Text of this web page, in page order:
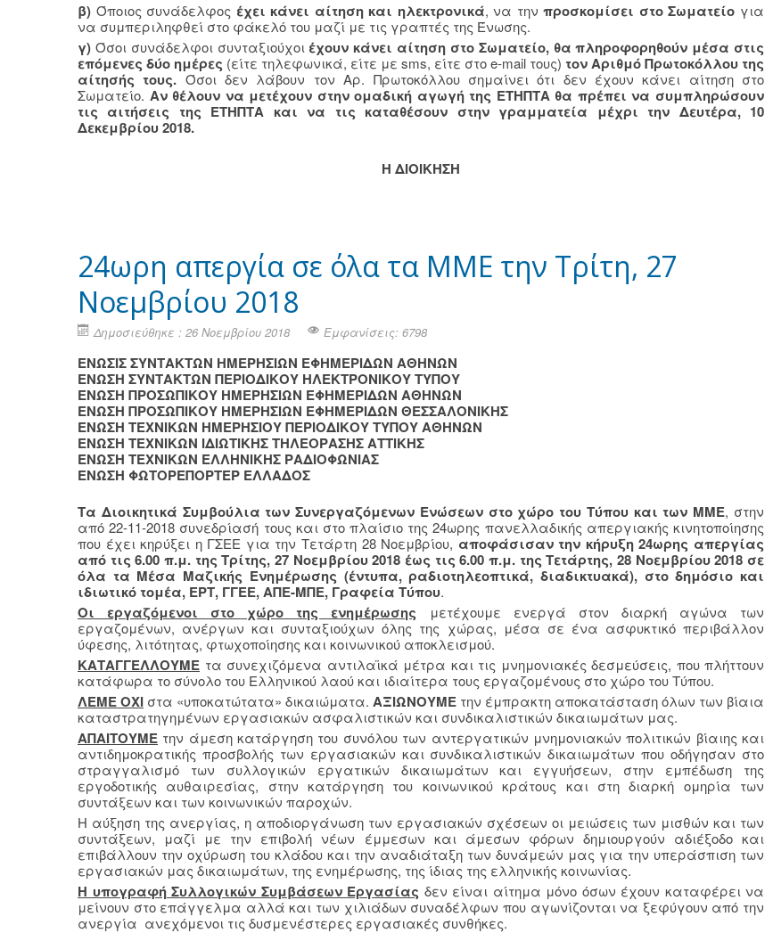
β) Όποιος συνάδελφος έχει κάνει αίτηση και ηλεκτρονικά, να τηνπροσκομίσει στο Σωματείο για
να συμπεριληφθεί στο φάκελό του μαζί με τις γραπτές της Ένωσης.
γ) Όσοι συνάδελφοι συνταξιούχοι έχουν κάνει αίτηση στο Σωματείο, θα πληροφορηθούν μέσα στις
επόμενες δύο ημέρες (είτε τηλεφωνικά, είτε με sms, είτε στο e-mail τους) τον Αριθμό Πρωτοκόλλου της
αίτησής τους. Όσοι δεν λάβουν τον Αρ. Πρωτοκόλλου σημαίνει ότι δεν έχουν κάνει αίτηση στο
Σωματείο. Αν θέλουν να μετέχουν στην ομαδική αγωγή της ΕΤΗΠΤΑ θα πρέπει να συμπληρώσουν
τις αιτήσεις της ΕΤΗΠΤΑ και να τις καταθέσουν στην γραμματεία μέχρι την Δευτέρα, 10
Δεκεμβρίου 2018.
Η ΔΙΟΙΚΗΣΗ
24ωρη απεργία σε όλα τα ΜΜΕ την Τρίτη, 27
Νοεμβρίου 2018
Δημοσιεύθηκε : 26 Νοεμβρίου 2018 Εμφανίσεις: 6798
ΕΝΩΣΙΣ ΣΥΝΤΑΚΤΩΝ ΗΜΕΡΗΣΙΩΝ ΕΦΗΜΕΡΙΔΩΝ ΑΘΗΝΩΝ
ΕΝΩΣΗ ΣΥΝΤΑΚΤΩΝ ΠΕΡΙΟΔΙΚΟΥ ΗΛΕΚΤΡΟΝΙΚΟΥ ΤΥΠΟΥ
ΕΝΩΣΗ ΠΡΟΣΩΠΙΚΟΥ ΗΜΕΡΗΣΙΩΝ ΕΦΗΜΕΡΙΔΩΝ ΑΘΗΝΩΝ
ΕΝΩΣΗ ΠΡΟΣΩΠΙΚΟΥ ΗΜΕΡΗΣΙΩΝ ΕΦΗΜΕΡΙΔΩΝ ΘΕΣΣΑΛΟΝΙΚΗΣ
ΕΝΩΣΗ ΤΕΧΝΙΚΩΝ ΗΜΕΡΗΣΙΟΥ ΠΕΡΙΟΔΙΚΟΥ ΤΥΠΟΥ ΑΘΗΝΩΝ
ΕΝΩΣΗ ΤΕΧΝΙΚΩΝ ΙΔΙΩΤΙΚΗΣ ΤΗΛΕΟΡΑΣΗΣ ΑΤΤΙΚΗΣ
ENΩΣΗ ΤΕΧΝΙΚΩΝ ΕΛΛΗΝΙΚΗΣ ΡΑΔΙΟΦΩΝΙΑΣ
ΕΝΩΣΗ ΦΩΤΟΡΕΠΟΡΤΕΡ ΕΛΛΑΔΟΣ
Τα Διοικητικά Συμβούλια των Συνεργαζόμενων Ενώσεων στο χώρο του Τύπου και των ΜΜΕ, στην
από 22-11-2018 συνεδρίασή τους και στο πλαίσιο της 24ωρης πανελλαδικής απεργιακής κινητοποίησης
που έχει κηρύξει η ΓΣΕΕ για την Τετάρτη 28 Νοεμβρίου, αποφάσισαν την κήρυξη 24ωρης απεργίας
από τις 6.00 π.μ. της Τρίτης, 27 Νοεμβρίου 2018 έως τις 6.00 π.μ. της Τετάρτης, 28 Νοεμβρίου 2018 σε
όλα τα Μέσα Μαζικής Ενημέρωσης (έντυπα, ραδιοτηλεοπτικά, διαδικτυακά), στο δημόσιο και
ιδιωτικό τομέα, ΕΡΤ, ΓΓΕΕ, ΑΠΕ-ΜΠΕ, Γραφεία Τύπου.
Οι εργαζόμενοι στο χώρο της ενημέρωσης μετέχουμε ενεργά στον διαρκή αγώνα των
εργαζομένων, ανέργων και συνταξιούχων όλης της χώρας, μέσα σε ένα ασφυκτικό περιβάλλον
ύφεσης, λιτότητας, φτωχοποίησης και κοινωνικού αποκλεισμού.
ΚΑΤΑΓΓΕΛΛΟΥΜΕ τα συνεχιζόμενα αντιλαϊκά μέτρα και τις μνημονιακές δεσμεύσεις, που πλήττουν
κατάφωρα το σύνολο του Ελληνικού λαού και ιδιαίτερα τους εργαζομένους στο χώρο του Τύπου.
ΛΕΜΕ ΟΧΙ στα «υποκατώτατα» δικαιώματα. ΑΞΙΩΝΟΥΜΕ την έμπρακτη αποκατάσταση όλων των βίαια
καταστρατηγημένων εργασιακών ασφαλιστικών και συνδικαλιστικών δικαιωμάτων μας.
ΑΠΑΙΤΟΥΜΕ την άμεση κατάργηση του συνόλου των αντεργατικών μνημονιακών πολιτικών βίαιης και
αντιδημοκρατικής προσβολής των εργασιακών και συνδικαλιστικών δικαιωμάτων που οδήγησαν στο
στραγγαλισμό των συλλογικών εργατικών δικαιωμάτων και εγγυήσεων, στην εμπέδωση της
εργοδοτικής αυθαιρεσίας, στην κατάργηση του κοινωνικού κράτους και στη διαρκή ομηρία των
συντάξεων και των κοινωνικών παροχών.
Η αύξηση της ανεργίας, η αποδιοργάνωση των εργασιακών σχέσεων οι μειώσεις των μισθών και των
συντάξεων, μαζί με την επιβολή νέων έμμεσων και άμεσων φόρων δημιουργούν αδιέξοδο και
επιβάλλουν την οχύρωση του κλάδου και την αναδιάταξη των δυνάμεών μας για την υπεράσπιση των
εργασιακών μας δικαιωμάτων, της ενημέρωσης, της ίδιας της ελληνικής κοινωνίας.
Η υπογραφή Συλλογικών Συμβάσεων Εργασίας δεν είναι αίτημα μόνο όσων έχουν καταφέρει να
μείνουν στο επάγγελμα αλλά και των χιλιάδων συναδέλφων που αγωνίζονται να ξεφύγουν από την
ανεργία ανεχόμενοι τις δυσμενέστερες εργασιακές συνθήκες.